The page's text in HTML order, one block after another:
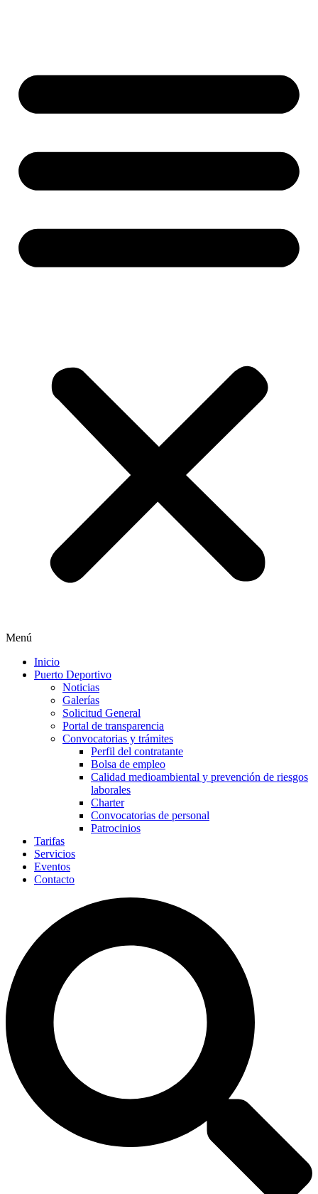
Menú
Inicio
Puerto Deportivo
Noticias
Galerías
Solicitud General
Portal de transparencia
Convocatorias y trámites
Perfil del contratante
Bolsa de empleo
Calidad medioambiental y prevención de riesgos
laborales
Charter
Convocatorias de personal
Patrocinios
Tarifas
Servicios
Eventos
Contacto